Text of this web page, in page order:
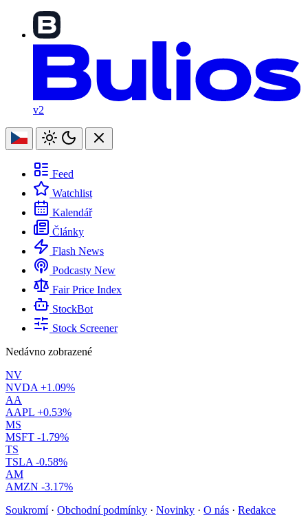
v2
Feed
Watchlist
Kalendář
Články
Flash News
Podcasty New
Fair Price Index
StockBot
Stock Screener
Nedávno zobrazené
NV
NVDA +1.09%
AA
AAPL +0.53%
MS
MSFT -1.79%
TS
TSLA -0.58%
AM
AMZN -3.17%
Soukromí · Obchodní podmínky · Novinky · O nás · Redakce